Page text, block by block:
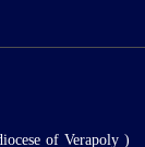
of Verapoly )